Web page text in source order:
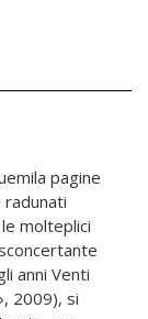
pagine
molteplici
anni Venti
2009), si